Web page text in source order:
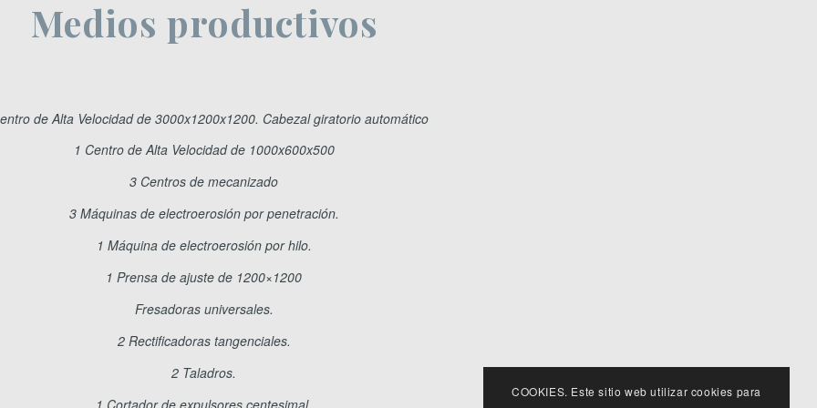
Medios productivos
de Alta Velocidad de 3000x1200x1200. Cabezal giratorio automático
1 Centro de Alta Velocidad de 1000x600x500
3 Centros de mecanizado
3 Máquinas de electroerosión por penetración.
1 Máquina de electroerosión por hilo.
1 Prensa de ajuste de 1200×1200
Fresadoras universales.
2 Rectificadoras tangenciales.
2 Taladros.
1 Cortador de expulsores centesimal.
COOKIES. Este sitio web utilizar cookies para